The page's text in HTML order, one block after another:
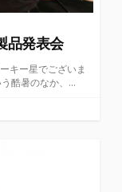
品発表会
キー星でございま
酷暑のなか、...